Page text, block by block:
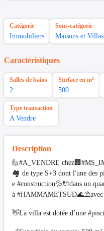
Catégorie
Immobiliers
Sous-catégorie
Maisons et Villas
Caractéristiques
Salles de bains
2
Surface en m²
500
Type transaction
A Vendre
Description
🙋#A_VENDRE
🏘 de type S+3 dont l'une des
e #construction💦🔌dans un
à
👋La villa est dotée d’une